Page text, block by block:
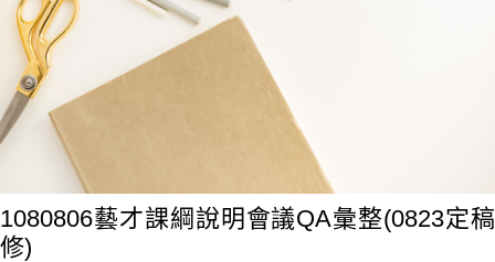
1080806藝才課綱說明會議QA彙整(0823定稿
修)